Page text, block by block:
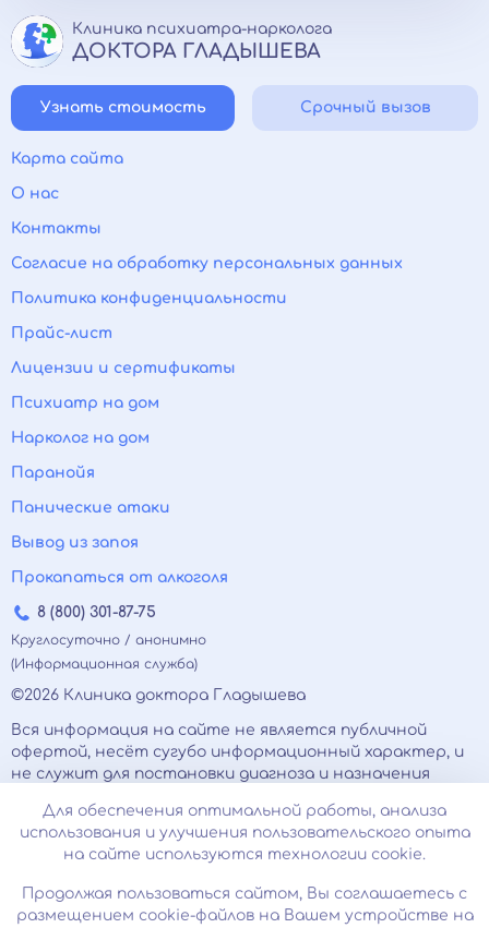
Клиника психиатра-нарколога
ДОКТОРА ГЛАДЫШЕВА
Узнать стоимость Срочный вызов
Карта сайта
О нас
Контакты
Согласие на обработку персональных данных
Политика конфиденциальности
Прайс-лист
Лицензии и сертификаты
Психиатр на дом
Нарколог на дом
Паранойя
Панические атаки
Вывод из запоя
Прокапаться от алкоголя
8 (800) 301-87-75
Круглосуточно / анонимно
(Информационная служба)
©2026 Клиника доктора Гладышева
Вся информация на сайте не является публичной
офертой, несёт сугубо информационный характер, и
не служит для постановки диагноза и назначения
Есть противопоказания, необходимо
проконсультироваться с врачом. Консультационные
услуги, оказываемые по телефону, мессенджерам и в
соцсетях носят исключительно информационный
характер и не являются медицинскими услугами.
Для обеспечения оптимальной работы, анализа
использования и улучшения пользовательского опыта
на сайте используются технологии cookie.
Продолжая пользоваться сайтом, Вы соглашаетесь с
размещением cookie-файлов на Вашем устройстве на